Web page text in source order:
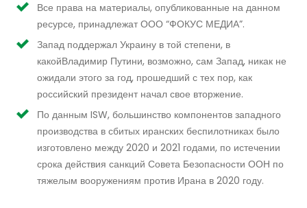
Все права на материалы, опубликованные на данном
ресурсе, принадлежат ООО “ФОКУС МЕДИА”.
Запад поддержал Украину в той степени, в
какойВладимир Путини, возможно, сам Запад, никак не
ожидали этого за год, прошедший с тех пор, как
российский президент начал свое вторжение.
По данным ISW, большинство компонентов западного
производства в сбитых иранских беспилотниках было
изготовлено между 2020 и 2021 годами, по истечении
срока действия санкций Совета Безопасности ООН по
тяжелым вооружениям против Ирана в 2020 году.